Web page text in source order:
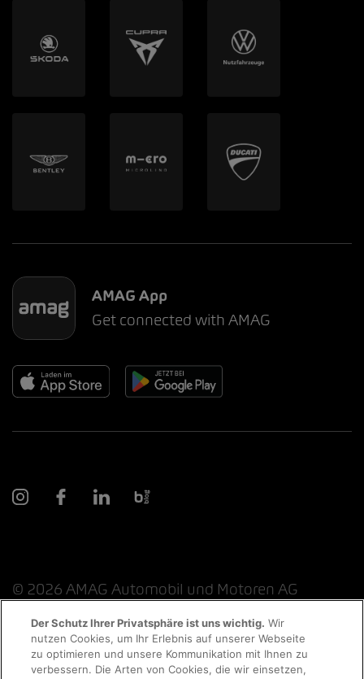
Probefahrt
AMAG App
Get connected with AMAG
© 2026 AMAG Automobil und Motoren AG
Datenschutzerklärung Rechtliche Hinweise
Der Schutz Ihrer Privatsphäre ist uns wichtig. Wir
nutzen Cookies, um Ihr Erlebnis auf unserer Webseite
zu optimieren und unsere Kommunikation mit Ihnen zu
verbessern. Die Arten von Cookies, die wir einsetzen,